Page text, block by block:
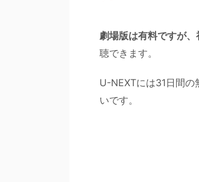
劇場版は有料ですが
聴できます。
U-NEXTには31日間の
いです。